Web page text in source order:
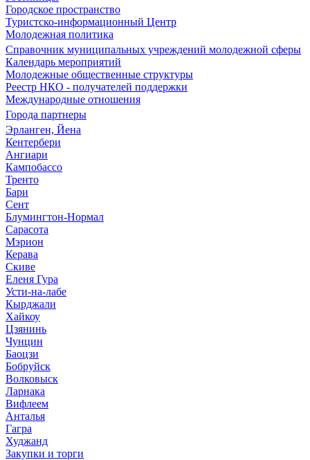
Городское пространство
Туристско-информационный Центр
Молодежная политика
Справочник муниципальных учреждений молодежной сферы
Календарь мероприятий
Молодежные общественные структуры
Реестр НКО - получателей поддержки
Международные отношения
Города партнеры
Эрланген, Йена
Кентербери
Ангиари
Кампобассо
Тренто
Бари
Сент
Блумингтон-Нормал
Сарасота
Мэрион
Керава
Скиве
Еленя Гура
Усти-на-лабе
Кырджали
Хайкоу
Цзянинь
Чунцин
Баоцзи
Бобруйск
Волковыск
Ларнака
Вифлеем
Анталья
Гагра
Худжанд
Закупки и торги